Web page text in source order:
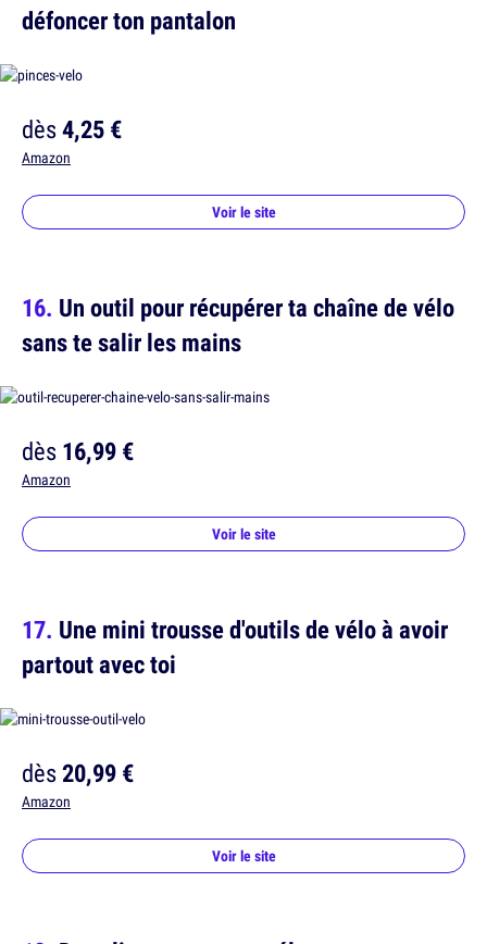
défoncer ton pantalon
dès4,25 €
Amazon
Voir le site
Un outil pour récupérer ta chaîne de vélo
sans te salir les mains
dès16,99 €
Amazon
Voir le site
Une mini trousse d'outils de vélo à avoir
partout avec toi
dès20,99 €
Amazon
Voir le site